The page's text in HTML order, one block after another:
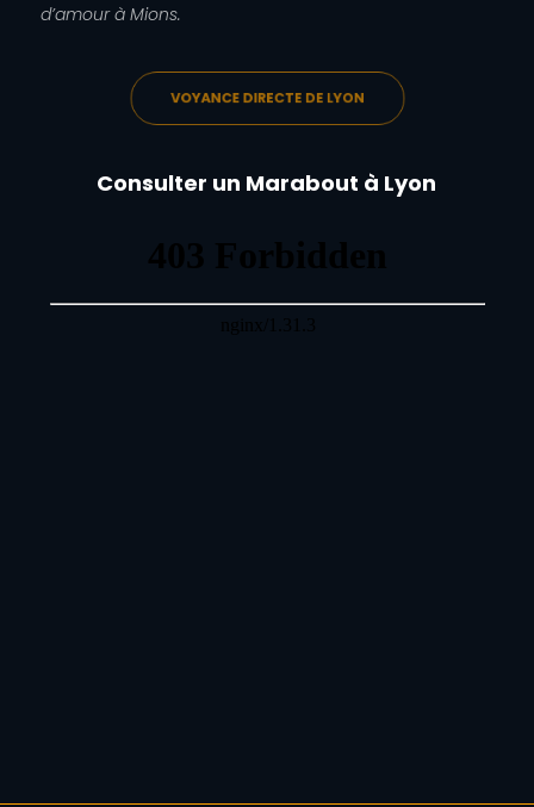
d’amour à Mions.
VOYANCE DIRECTE DE LYON
Consulter un Marabout à Lyon